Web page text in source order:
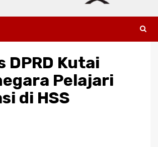
DPRD Kutai
Pelajari
di HSS